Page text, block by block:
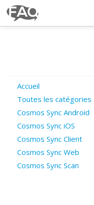
Poser une question
Questions ouvertes
Connexion
Accueil
Toutes les catégories
Cosmos Sync Android
Cosmos Sync iOS
Cosmos Sync Client
Cosmos Sync Web
Cosmos Sync Scan